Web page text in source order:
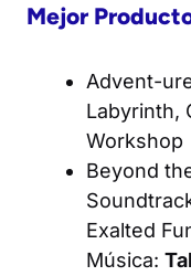
Mejor
Advent-
Labyrinth,
Workshop
Beyond
Exalted
Música: